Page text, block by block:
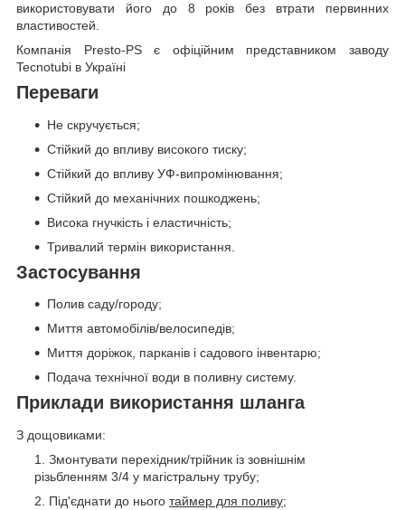
використовувати його до 8 років без втрати первинних
властивостей.
Компанія Presto-PS є офіційним представником заводу
Tecnotubi в Україні
Переваги
Не скручується;
Стійкий до впливу високого тиску;
Стійкий до впливу УФ-випромінювання;
Стійкий до механічних пошкоджень;
Висока гнучкість і еластичність;
Тривалий термін використання.
Застосування
Полив саду/городу;
Миття автомобілів/велосипедів;
Миття доріжок, парканів і садового інвентарю;
Подача технічної води в поливну систему.
Приклади використання шланга
З дощовиками:
Змонтувати перехідник/трійник із зовнішнім
різьбленням 3/4 у магістральну трубу;
Під'єднати до нього таймер для поливу;